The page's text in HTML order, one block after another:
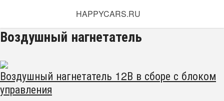
HAPPYCARS.RU
Воздушный нагнетатель
Воздушный нагнетатель 12В в сборе с блоком
управления